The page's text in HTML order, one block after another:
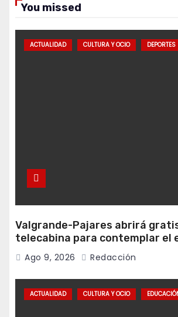
You missed
ACTUALIDAD CULTURA Y OCIO DEPORTES
Valgrande-Pajares abrirá
telecabina para contemplar el
desde Cuitunigru
Ago 9, 2026 Redacción
ACTUALIDAD CULTURA Y OCIO